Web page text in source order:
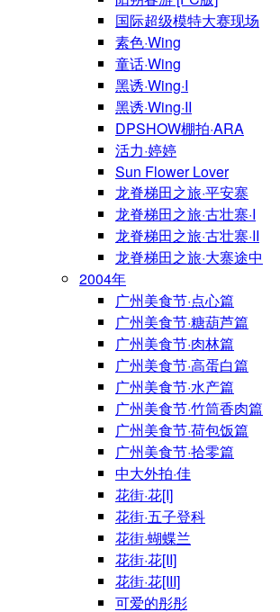
国际超级模特大赛现场
素色·Wing
童话·Wing
黑诱·Wing·I
黑诱·Wing·II
DPSHOW棚拍·ARA
活力·婷婷
Sun Flower Lover
龙脊梯田之旅·平安寨
龙脊梯田之旅·古壮寨·I
龙脊梯田之旅·古壮寨·II
龙脊梯田之旅·大寨途中
2004年
广州美食节·点心篇
广州美食节·糖葫芦篇
广州美食节·肉林篇
广州美食节·高蛋白篇
广州美食节·水产篇
广州美食节·竹筒香肉篇
广州美食节·荷包饭篇
广州美食节·拾零篇
中大外拍·佳
花街·花[I]
花街·五子登科
花街·蝴蝶兰
花街·花[II]
花街·花[III]
可爱的彤彤